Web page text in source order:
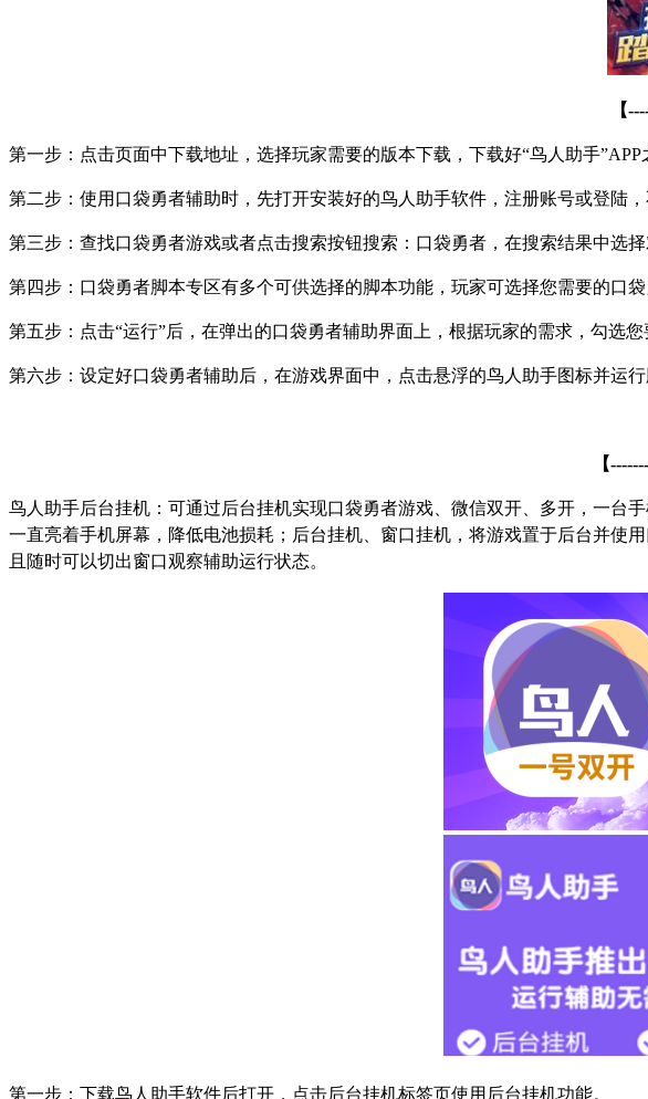
【
第一步：点击页面中下载地址，选择玩家需要的版本下载，下载好“鸟人助手”APP
第二步：使用口袋勇者辅助时，先打开安装好的鸟人助手软件，注册账号或登陆
第三步：查找口袋勇者游戏或者点击搜索按钮搜索：口袋勇者，在搜索结果中选
第四步：口袋勇者脚本专区有多个可供选择的脚本功能，玩家可选择您需要的口
第五步：点击“运行”后，在弹出的口袋勇者辅助界面上，根据玩家的需求，勾选您
第六步：设定好口袋勇者辅助后，在游戏界面中，点击悬浮的鸟人助手图标并运行
【
鸟人助手后台挂机：可通过后台挂机实现口袋勇者游戏、微信双开、多开，一台
一直亮着手机屏幕，降低电池损耗；后台挂机、窗口挂机，将游戏置于后台并使
且随时可以切出窗口观察辅助运行状态。
第一步：下载鸟人助手软件后打开，点击后台挂机标签页使用后台挂机功能。